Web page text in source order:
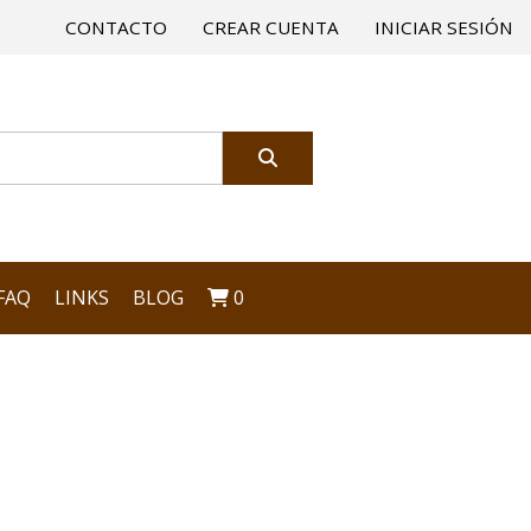
CONTACTO CREAR CUENTA INICIAR SESIÓN
LINKS BLOG 0